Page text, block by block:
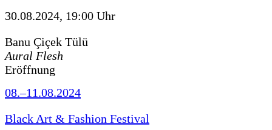
30.08.2024, 19:00 Uhr
Banu Çiçek Tülü
Aural Flesh
Eröffnung
08.–11.08.2024
Black Art & Fashion Festival